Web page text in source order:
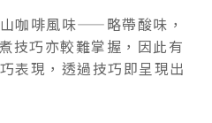
咖啡風味——略帶酸味，
巧亦較難掌握，因此有
表現，透過技巧即呈現出